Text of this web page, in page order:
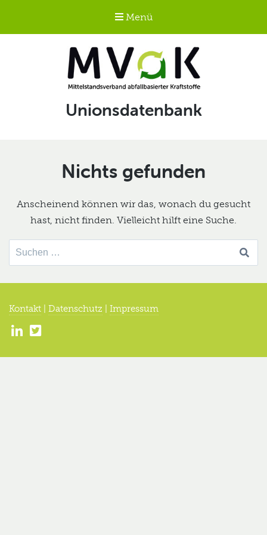
Menü
Mittelstandsverband
abfallbasierter
Schlagwort:
Unionsdatenbank
Nichts gefunden
Anscheinend können wir das, wonach du gesucht
hast, nicht finden. Vielleicht hilft eine Suche.
Suche
nach:
Kontakt Datenschutz Impressum